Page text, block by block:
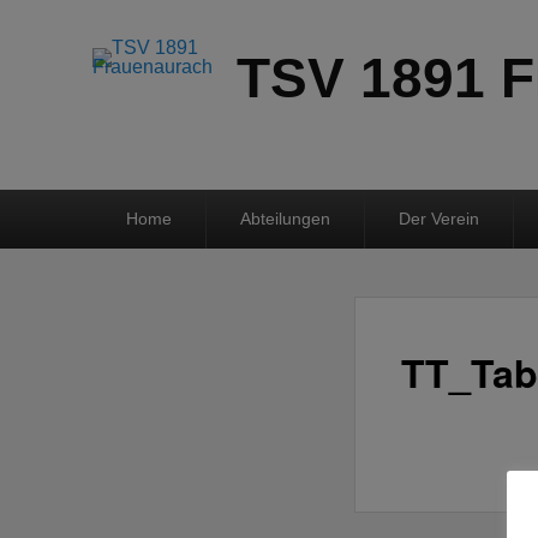
TSV 1891
Home Abteilungen Der Verein